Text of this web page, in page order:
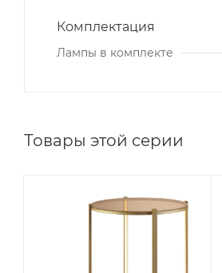
Комплектация
Лампы в комплекте
Товары этой серии